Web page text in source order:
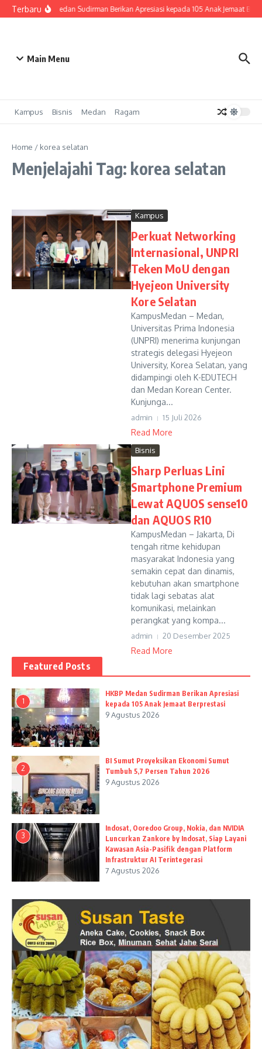
Lewati ke konten
TerbaruHKBP Medan Sudirman Berikan Apresiasi kepada 105 Anak Jemaat
Main Menu
Kampus Bisnis Medan Ragam
Home / korea selatan
Menjelajahi Tag: korea selatan
Kampus
Perkuat Networking
Internasional, UNPRI
Teken MoU dengan
Hyejeon University
Kore Selatan
KampusMedan – Medan,
Universitas Prima Indonesia
(UNPRI) menerima kunjungan
strategis delegasi Hyejeon
University, Korea Selatan, yang
didampingi oleh K-EDUTECH
dan Medan Korean Center.
Kunjunga...
admin 15 Juli 2026
Read More
Bisnis
Sharp Perluas Lini
Smartphone Premium
Lewat AQUOS sense10
dan AQUOS R10
KampusMedan – Jakarta, Di
tengah ritme kehidupan
masyarakat Indonesia yang
semakin cepat dan dinamis,
kebutuhan akan smartphone
tidak lagi sebatas alat
komunikasi, melainkan
perangkat yang kompa...
admin 20 Desember 2025
Read More
Featured Posts
1
HKBP Medan Sudirman Berikan Apresiasi
kepada 105 Anak Jemaat Berprestasi
9 Agustus 2026
2
BI Sumut Proyeksikan Ekonomi Sumut
Tumbuh 5,7 Persen Tahun 2026
9 Agustus 2026
3
Indosat, Ooredoo Group, Nokia, dan NVIDIA
Luncurkan Zankore by Indosat, Siap Layani
Kawasan Asia-Pasifik dengan Platform
Infrastruktur AI Terintegerasi
7 Agustus 2026